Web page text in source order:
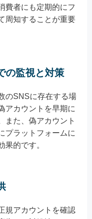
費者にも定期的にフ
周知することが重要
の監視と対策
のSNSに存在する場
アカウントを早期に
また、偽アカウント
プラットフォームに
果的です。
規アカウントを確認